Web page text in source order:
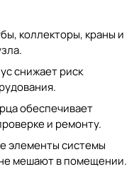
коллекторы, краны и
снижает риск
обеспечивает
и ремонту.
элементы системы
мешают в помещении.